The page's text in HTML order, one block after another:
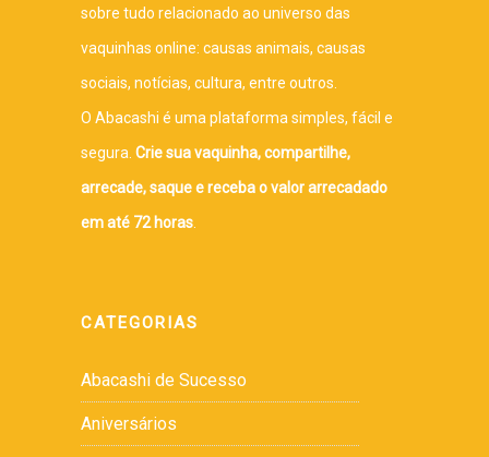
sobre tudo relacionado ao universo das
vaquinhas online: causas animais, causas
sociais, notícias, cultura, entre outros.
O Abacashi é uma plataforma simples, fácil e
segura. Crie sua vaquinha, compartilhe,
arrecade, saque e receba o valor arrecadado
em até 72 horas
CATEGORIAS
Abacashi de Sucesso
Aniversários